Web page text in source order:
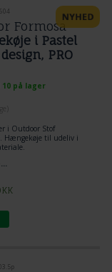
Formosa
i Pastel
PRO
på lager
i Outdoor Stof
Hængekøje til udeliv i